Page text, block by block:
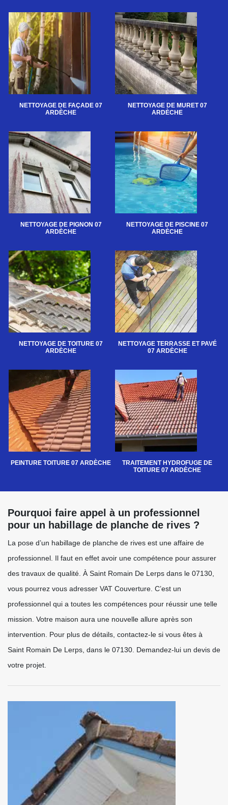
NETTOYAGE DE FAÇADE 07
ARDÈCHE
NETTOYAGE DE MURET 07
ARDÈCHE
NETTOYAGE DE PIGNON 07
ARDÈCHE
NETTOYAGE DE PISCINE 07
ARDÈCHE
NETTOYAGE DE TOITURE 07
ARDÈCHE
NETTOYAGE TERRASSE ET PAVÉ
07 ARDÈCHE
PEINTURE TOITURE 07 ARDÈCHE
TRAITEMENT HYDROFUGE DE
TOITURE 07 ARDÈCHE
Pourquoi faire appel à un professionnel
pour un habillage de planche de rives ?
La pose d’un habillage de planche de rives est une affaire de
professionnel. Il faut en effet avoir une compétence pour assurer
des travaux de qualité. À Saint Romain De Lerps dans le 07130,
vous pourrez vous adresser VAT Couverture. C’est un
professionnel qui a toutes les compétences pour réussir une telle
mission. Votre maison aura une nouvelle allure après son
intervention. Pour plus de détails, contactez-le si vous êtes à
Saint Romain De Lerps, dans le 07130. Demandez-lui un devis de
votre projet.